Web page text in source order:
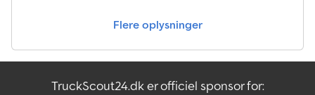
Flere oplysninger
TruckScout24.dk er officiel sponsor for: